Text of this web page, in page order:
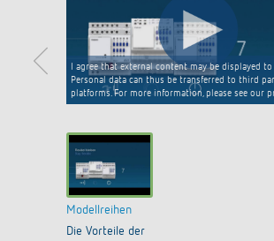
I agree that external content may be displayed to
Personal data can thus be transferred to third
platforms. For more information, please see our
Modellreihen
Die Vorteile der